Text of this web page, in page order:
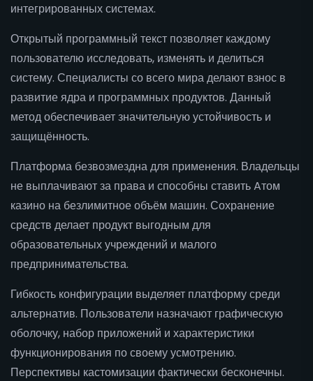
интегрированных системах.
Открытый программный текст позволяет каждому
пользователю исследовать, изменять и делиться
систему. Специалисты со всего мира делают взнос в
развитие ядра и программных продуктов. Данный
метод обеспечивает значительную устойчивость и
защищённость.
Платформа безвозмездна для применения. Владельцы
не выплачивают за права и способны ставить Aтом
казино на безлимитное объём машин. Сохранение
средств делает продукт выгодным для
образовательных учреждений и малого
предпринимательства.
Гибкость конфигурации выделяет платформу среди
альтернатив. Пользователи назначают графическую
оболочку, набор приложений и характеристики
функционирования по своему усмотрению.
Перспективы кастомизации фактически бесконечны.